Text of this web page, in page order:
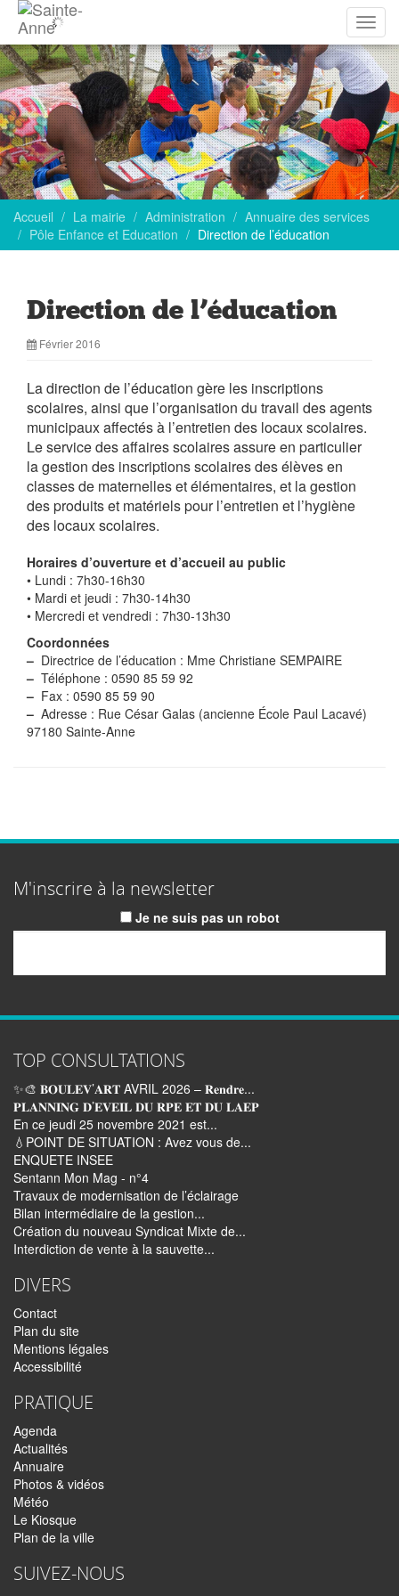
la
Accueil La mairie Administration
Annuaire des services
Pôle Enfance et Education
Direction de l’éducation
Direction de l’éducation
Février 2016
La direction de l’éducation gère les inscriptions
scolaires, ainsi que l’organisation du travail des agents
municipaux affectés à l’entretien des locaux scolaires.
Le service des affaires scolaires assure en particulier
la gestion des inscriptions scolaires des élèves en
classes de maternelles et élémentaires, et la gestion
des produits et matériels pour l’entretien et l’hygiène
des locaux scolaires.
Horaires d’ouverture et d’accueil au public
• Lundi : 7h30-16h30
• Mardi et jeudi : 7h30-14h30
• Mercredi et vendredi : 7h30-13h30
Coordonnées
– Directrice de l’éducation : Mme Christiane SEMPAIRE
– Téléphone : 0590 85 59 92
– Fax : 0590 85 59 90
– Adresse : Rue César Galas (ancienne École Paul Lacavé)
97180 Sainte-Anne
M'inscrire à la newsletter
Je ne suis pas un robot
TOP CONSULTATIONS
✨🎨 𝐁𝐎𝐔𝐋𝐄𝐕’𝐀𝐑𝐓 AVRIL 2026 – 𝐑𝐞𝐧𝐝𝐫𝐞...
𝐏𝐋𝐀𝐍𝐍𝐈𝐍𝐆 𝐃’𝐄𝐕𝐄𝐈𝐋 𝐃𝐔 𝐑𝐏𝐄 𝐄𝐓 𝐃𝐔 𝐋𝐀𝐄𝐏
En ce jeudi 25 novembre 2021 est...
💧POINT DE SITUATION : Avez vous de...
ENQUETE INSEE
Sentann Mon Mag - n°4
Travaux de modernisation de l’éclairage
Bilan intermédiaire de la gestion...
Création du nouveau Syndicat Mixte de...
Interdiction de vente à la sauvette...
DIVERS
Contact
Plan du site
Mentions légales
Accessibilité
PRATIQUE
Agenda
Actualités
Annuaire
Photos & vidéos
Météo
Le Kiosque
Plan de la ville
SUIVEZ-NOUS